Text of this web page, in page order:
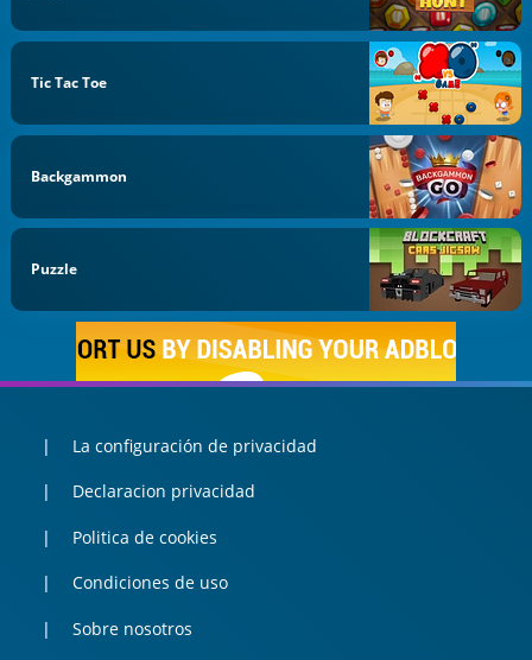
Tic Tac Toe
Backgammon
Puzzle
La configuración de privacidad
Declaracion privacidad
Politica de cookies
Condiciones de uso
Sobre nosotros